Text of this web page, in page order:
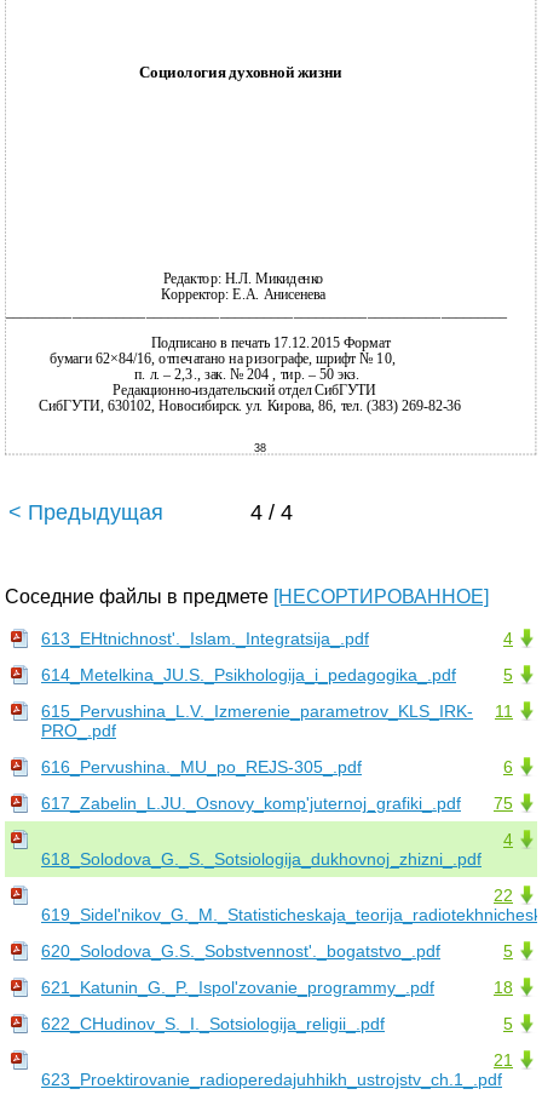
Социология духовной жизни
Редактор: Н.Л. Микиденко
Корректор: Е.А. Анисенева
____________________________________________________________________
Подписано в печать 17.12.2015 Формат
бумаги 62×84/16, отпечатано на ризографе, шрифт № 10,
п. л. – 2,3., зак. № 204 , тир. – 50 экз.
Редакционно-издательский отдел СибГУТИ
СибГУТИ, 630102, Новосибирск. ул. Кирова, 86, тел. (383) 269-82-36
38
< Предыдущая 4 / 4
Соседние файлы в предмете [НЕСОРТИРОВАННОЕ]
4
613_EHtnichnost'._Islam._Integratsija_.pdf
5
614_Metelkina_JU.S._Psikhologija_i_pedagogika_.pdf
11
615_Pervushina_L.V._Izmerenie_parametrov_KLS_IRK-
PRO_.pdf
6
616_Pervushina._MU_po_REJS-305_.pdf
75
617_Zabelin_L.JU._Osnovy_komp'juternoj_grafiki_.pdf
4
618_Solodova_G._S._Sotsiologija_dukhovnoj_zhizni_.pdf
22
5
620_Solodova_G.S._Sobstvennost'._bogatstvo_.pdf
18
621_Katunin_G._P._Ispol'zovanie_programmy_.pdf
5
622_CHudinov_S._I._Sotsiologija_religii_.pdf
21
623_Proektirovanie_radioperedajuhhikh_ustrojstv_ch.1_.pdf